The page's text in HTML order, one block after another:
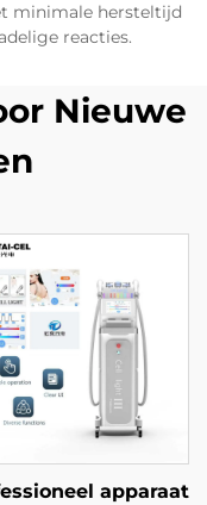
minimale hersteltijd
reacties.
Nieuwe
apparaat